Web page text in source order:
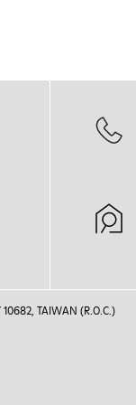
10682, TAIWAN (R.O.C.)